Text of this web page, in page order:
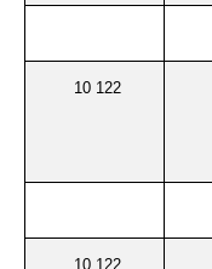
10 122
10 122